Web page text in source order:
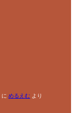
にめるえむ より